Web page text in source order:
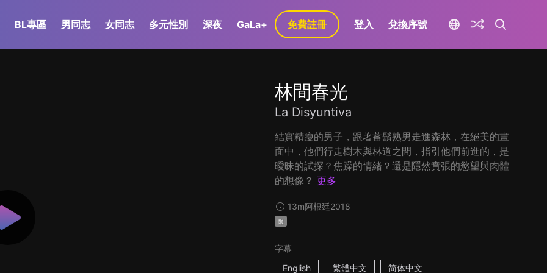
BL專區 男同志 女同志 多元性別 深夜 GaLa+ 免費註冊 登入 兌換序號
林間春光
La Disyuntiva
結實精瘦的男子，跟著蓄鬍熟男走進森林，在絕美的畫
面中，他們行走樹木與林道之間，指引他們前進的，是
曖昧的試探？焦躁的情緒？還是隱然賁張的慾望與肉體
的想像？ 更多
13m阿根廷2018
限
字幕
English
繁體中文 简体中文